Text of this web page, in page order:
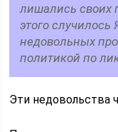
лишались своих
этого случилось
недовольных
политикой по
Эти недовольства